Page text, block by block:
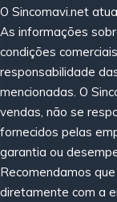
O Sincomavi.net
As informações
condições
responsabilidade
mencionadas. O
vendas, não se
fornecidos pelas
garantia ou
Recomendamos
diretamente com a